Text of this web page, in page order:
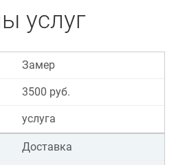
услуг
Замер
3500 руб.
услуга
Доставка